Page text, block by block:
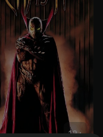
12+